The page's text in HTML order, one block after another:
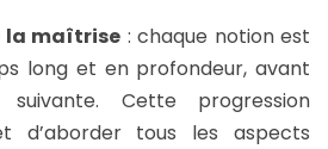
la maîtrise : chaque notion est
long et en profondeur, avant
Cette progression
d’aborder tous les aspects